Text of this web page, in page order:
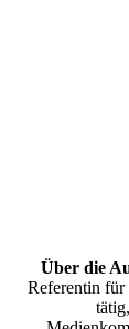
Über die
Referentin